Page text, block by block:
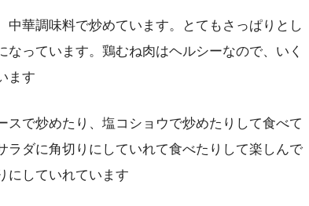
華調味料で炒めています。とてもさっぱりとし
っています。鶏むね肉はヘルシーなので、いく
ます
スで炒めたり、塩コショウで炒めたりして食べて
ラダに角切りにしていれて食べたりして楽しんで
にしていれています